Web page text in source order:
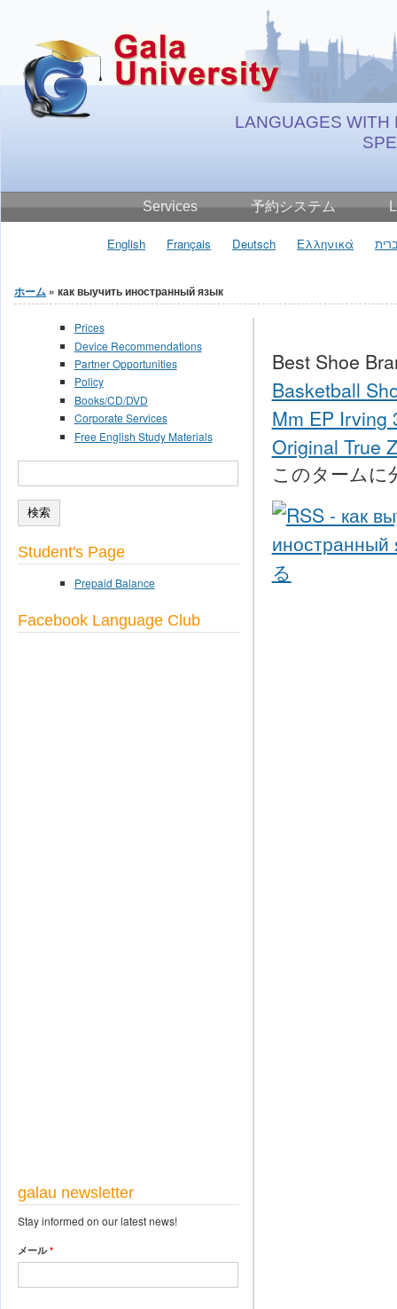
LANGUAGES WITH
Services 予約システム
English Français Deutsch Ελληνικά
現在地
ホーム » как выучить иностранный язык
Best Shoe
Basketball
Mm EP Irving
Original True
このタームに
Prices
Device Recommendations
Partner Opportunities
Policy
Books/CD/DVD
Corporate Services
Free English Study Materials
Student's Page
Prepaid Balance
Facebook Language Club
galau newsletter
Stay informed on our latest news!
メール*